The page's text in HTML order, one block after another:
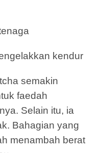
kendur
semakin
faedah
Selain itu, ia
Bahagian yang
menambah berat